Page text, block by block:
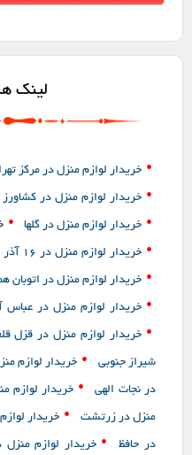
لینک
• خریدار لوازم منزل در مرکز
• خریدار لوازم منزل در کشاورز
• خریدار لوازم منزل در گلها •
• خریدار لوازم منزل در 16 آذر
• خریدار لوازم منزل در اتوبان
• خریدار لوازم منزل در عباس
• خریدار لوازم منزل در قزل
شیراز جنوبی • خریدار لوازم
در نجات الهی • خریدار لوازم
منزل در زرتشت • خریدار
در حافظ • خریدار لوازم